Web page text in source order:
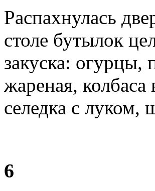
Распахнулась
столе бутылок
закуска: огурцы,
жареная, колбаса
селедка с
6